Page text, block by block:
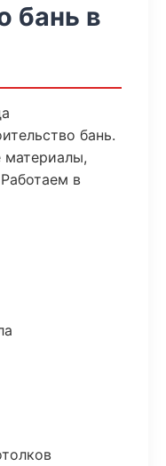
бань в
бань.
материалы,
в